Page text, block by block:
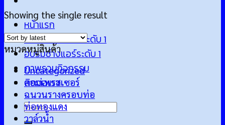
หน้าแรก
อบรมช่างไฟฟ้าระดับ 1
อบรมช่างแอร์ระดับ 1
ภาพรวมกิจกรรม
ติดต่อเรา
Search
for:
Showing the single result
หมวดหมู่สินค้า
Uncategorized
คอมเพรสเซอร์
ฉนวนรางครอบท่อ
ท่อทองแดง
วาล์วน้ำ